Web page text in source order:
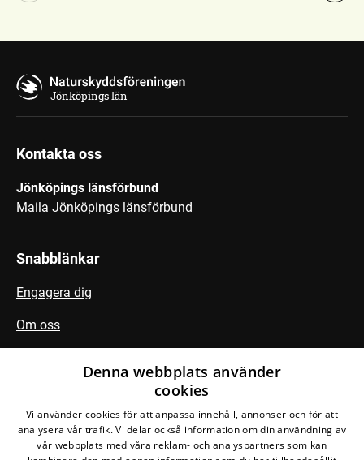
Jönköpings län
Kontakta oss
Jönköpings länsförbund
Maila Jönköpings länsförbund
Snabblänkar
Engagera dig
Om oss
Följ oss
Denna webbplats använder
cookies
Vi använder cookies för att anpassa innehåll, annonser och för att
analysera vår trafik. Vi delar också information om din användning av
vår webbplats med våra reklam- och analyspartners som kan